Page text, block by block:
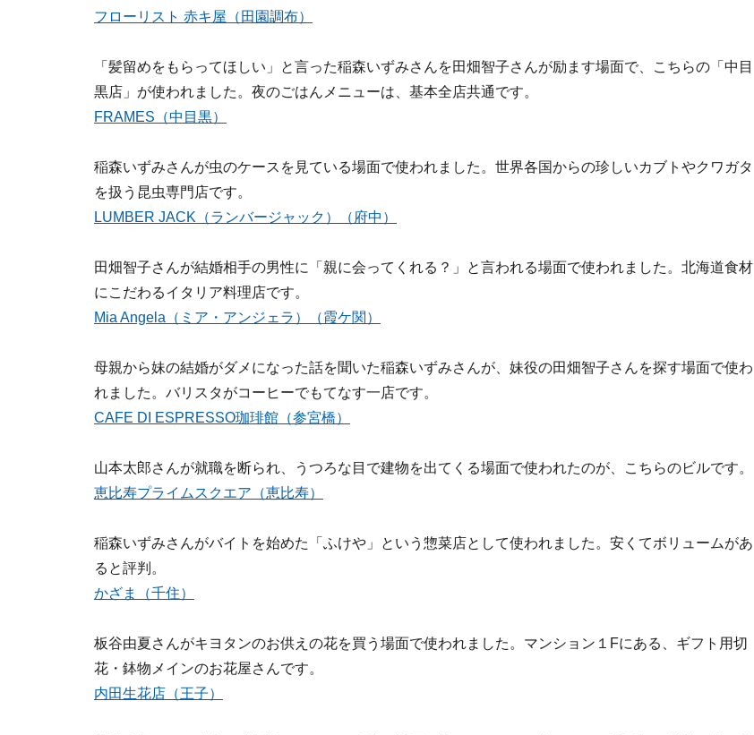
フローリスト 赤キ屋（田園調布）
「髪留めをもらってほしい」と言った稲森いずみさんを田畑智子さんが励ます場面で、こちらの「中目
黒店」が使われました。夜のごはんメニューは、基本全店共通です。
FRAMES（中目黒）
稲森いずみさんが虫のケースを見ている場面で使われました。世界各国からの珍しいカブトやクワガタ
を扱う昆虫専門店です。
LUMBER JACK（ランバージャック）（府中）
田畑智子さんが結婚相手の男性に「親に会ってくれる？」と言われる場面で使われました。北海道食材
にこだわるイタリア料理店です。
Mia Angela（ミア・アンジェラ）（霞ケ関）
母親から妹の結婚がダメになった話を聞いた稲森いずみさんが、妹役の田畑智子さんを探す場面で使わ
れました。バリスタがコーヒーでもてなす一店です。
CAFE DI ESPRESSO珈琲館（参宮橋）
山本太郎さんが就職を断られ、うつろな目で建物を出てくる場面で使われたのが、こちらのビルです。
恵比寿プライムスクエア（恵比寿）
稲森いずみさんがバイトを始めた「ふけや」という惣菜店として使われました。安くてボリュームがあ
ると評判。
かざま（千住）
板谷由夏さんがキヨタンのお供えの花を買う場面で使われました。マンション１Fにある、ギフト用切
花・鉢物メインのお花屋さんです。
内田生花店（王子）